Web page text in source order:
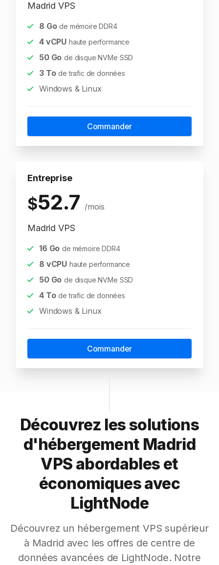
Madrid VPS
8 Go de mémoire DDR4
4vCPU haute performance
50Go de disque NVMe SSD
3To de trafic de données
Windows & Linux
Commander
Entreprise
$52.7 /mois
Madrid VPS
16 Go de mémoire DDR4
8 vCPU haute performance
50Go de disque NVMe SSD
4To de trafic de données
Windows & Linux
Commander
Découvrez les solutions
d'hébergement Madrid
VPS abordables et
économiques avec
LightNode
Découvrez un hébergement VPS supérieur
à Madrid avec les offres de centre de
données avancées de LightNode. Notre